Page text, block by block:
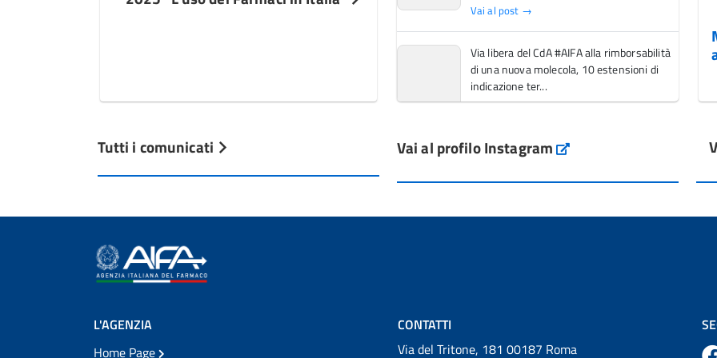
Tutti i comunicati
Vai al post →
Via libera del CdA #AIFA alla rimborsabilità
di una nuova molecola, 10 estensioni di
indicazione ter...
L'Italia si conferma tra i primi Paesi europei
dal Servi...
Vai al profilo Instagram Instagram
L'AGENZIA
Home Page
CONTATTI
Via del Tritone, 181 00187 Roma